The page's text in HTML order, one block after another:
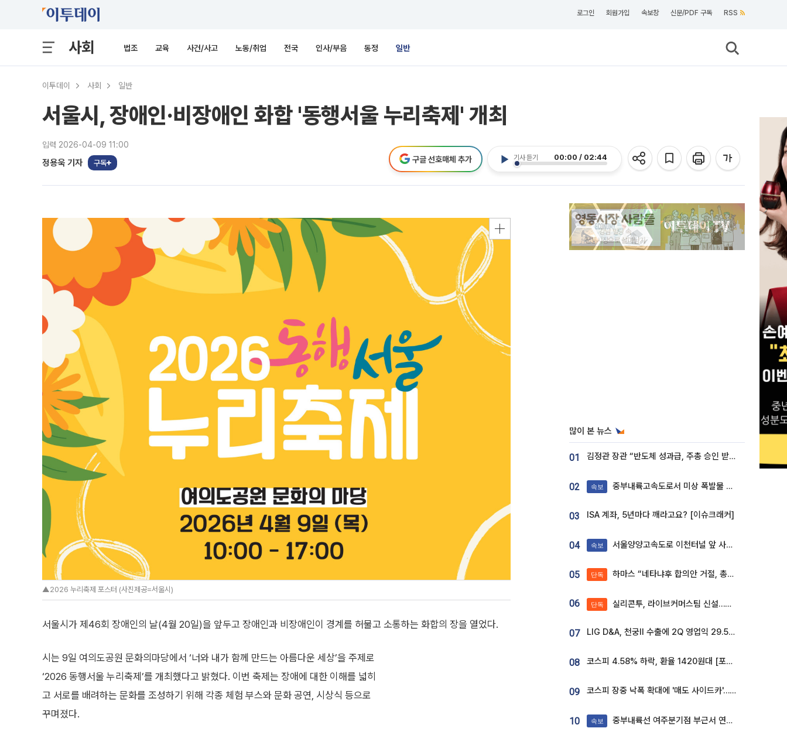
로그인 회원가입 속보창 신문/PDF 구독 RSS
사회 법조 교육 사건/사고 노동/취업 전국 인사/부음 동정 일반
이투데이 사회 일반
서울시, 장애인·비장애인 화합 '동행서울 누리축제' 개최
입력 2026-04-09 11:00
정용욱 기자 구독
기사 듣기 00:00 / 02:44
구글 선호매체 추가
▲2026 누리축제 포스터 (사진제공=서울시)
서울시가 제46회 장애인의 날(4월 20일)을 앞두고 장애인과 비장애인이 경계를 허물고 소통하는 화합의 장을 열었다.
시는 9일 여의도공원 문화의마당에서 ‘너와 내가 함께 만드는 아름다운 세상’을 주제로
‘2026 동행서울 누리축제’를 개최했다고 밝혔다. 이번 축제는 장애에 대한 이해를 넓히
고 서로를 배려하는 문화를 조성하기 위해 각종 체험 부스와 문화 공연, 시상식 등으로
꾸며졌다.
많이 본 뉴스
01 김정관 장관 “반도체 성과급, 주총 승인 받도록”…상법·자본시장법 개정 시사
02 속보 중부내륙고속도로서 미상 폭발물 발견
03 ISA 계좌, 5년마다 깨라고요? [이슈크래커]
04 속보 서울양양고속도로 이천터널 앞 사고 발생
05 단독 하마스 “네타냐후 합의안 거절, 총선 앞두고 시간 끌기”
06 단독 실리콘투, 라이브커머스팀 신설…K뷰티 ‘글로벌 판매망’ 확대[K뷰티 라방戰]
07 LIG D&A, 천궁Ⅱ 수출에 2Q 영업익 29.5%↑…수주잔고 24.6조 [종합]
08 코스피 4.58% 하락, 환율 1420원대 [포토]
09 코스피 장중 낙폭 확대에 '매도 사이드카'…외인 2.8조'팔자'· 개인 3.1조 '사자'
10 속보 중부내륙선 여주분기점 부근서 연이은 추돌사고 발생